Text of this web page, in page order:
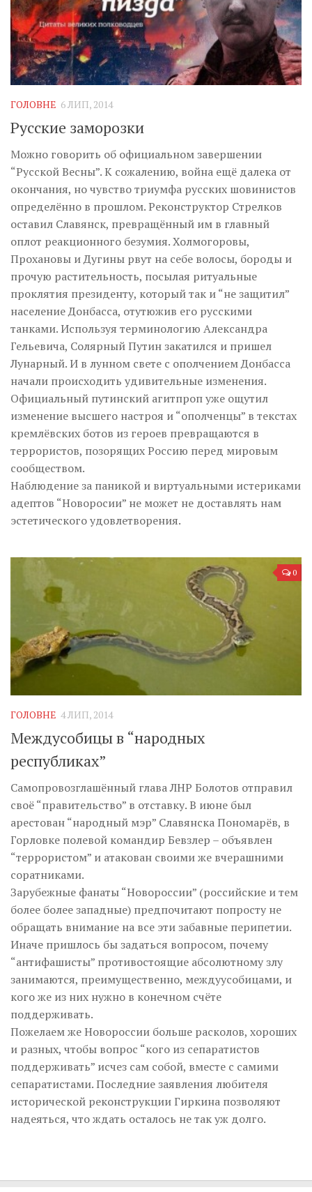
ГОЛОВНЕ 6 ЛИП, 2014
Русские заморозки
Можно говорить об официальном завершении
“Русской Весны”. К сожалению, война ещё далека от
окончания, но чувство триумфа русских шовинистов
определённо в прошлом. Реконструктор Стрелков
оставил Славянск, превращённый им в главный
оплот реакционного безумия. Холмогоровы,
Прохановы и Дугины рвут на себе волосы, бороды и
прочую растительность, посылая ритуальные
проклятия президенту, который так и “не защитил”
население Донбасса, отутюжив его русскими
танками. Используя терминологию Александра
Гельевича, Солярный Путин закатился и пришел
Лунарный. И в лунном свете с ополчением Донбасса
начали происходить удивительные изменения.
Официальный путинский агитпроп уже ощутил
изменение высшего настроя и “ополченцы” в текстах
кремлёвских ботов из героев превращаются в
террористов, позорящих Россию перед мировым
сообществом.
Наблюдение за паникой и виртуальными истериками
адептов “Новоросии” не может не доставлять нам
эстетического удовлетворения.
0
ГОЛОВНЕ 4 ЛИП, 2014
Междусобицы в “народных
республиках”
Самопровозглашённый глава ЛНР Болотов отправил
своё “правительство” в отставку. В июне был
арестован “народный мэр” Славянска Пономарёв, в
Горловке полевой командир Бевзлер – объявлен
“террористом” и атакован своими же вчерашними
соратниками.
Зарубежные фанаты “Новороссии” (российские и тем
более более западные) предпочитают попросту не
обращать внимание на все эти забавные перипетии.
Иначе пришлось бы задаться вопросом, почему
“антифашисты” противостоящие абсолютному злу
занимаются, преимущественно, междуусобицами, и
кого же из них нужно в конечном счёте
поддерживать.
Пожелаем же Новороссии больше расколов, хороших
и разных, чтобы вопрос “кого из сепаратистов
поддерживать” исчез сам собой, вместе с самими
сепаратистами. Последние заявления любителя
исторической реконструкции Гиркина позволяют
надеяться, что ждать осталось не так уж долго.